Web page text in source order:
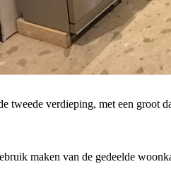
tweede verdieping, met een groot
maken van de gedeelde